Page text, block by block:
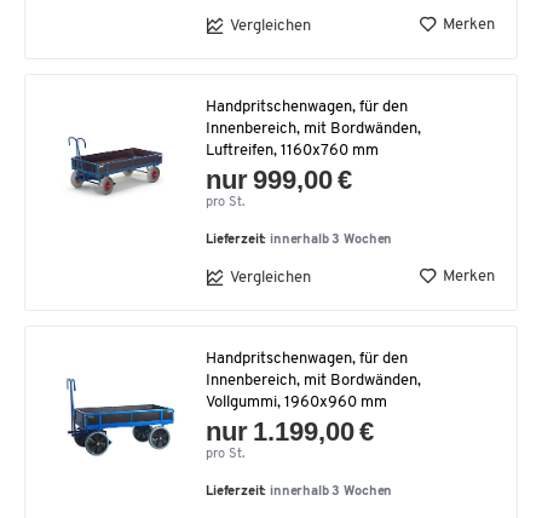
Vergleichen Merken
Handpritschenwagen, für den
Innenbereich, mit Bordwänden,
Luftreifen, 1160x760 mm
nur 999,00 €
pro St.
Lieferzeit: innerhalb 3 Wochen
Vergleichen Merken
Handpritschenwagen, für den
Innenbereich, mit Bordwänden,
Vollgummi, 1960x960 mm
nur 1.199,00 €
pro St.
Lieferzeit: innerhalb 3 Wochen